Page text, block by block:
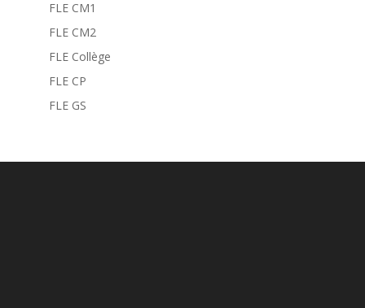
FLE CM1
FLE CM2
FLE Collège
FLE CP
FLE GS